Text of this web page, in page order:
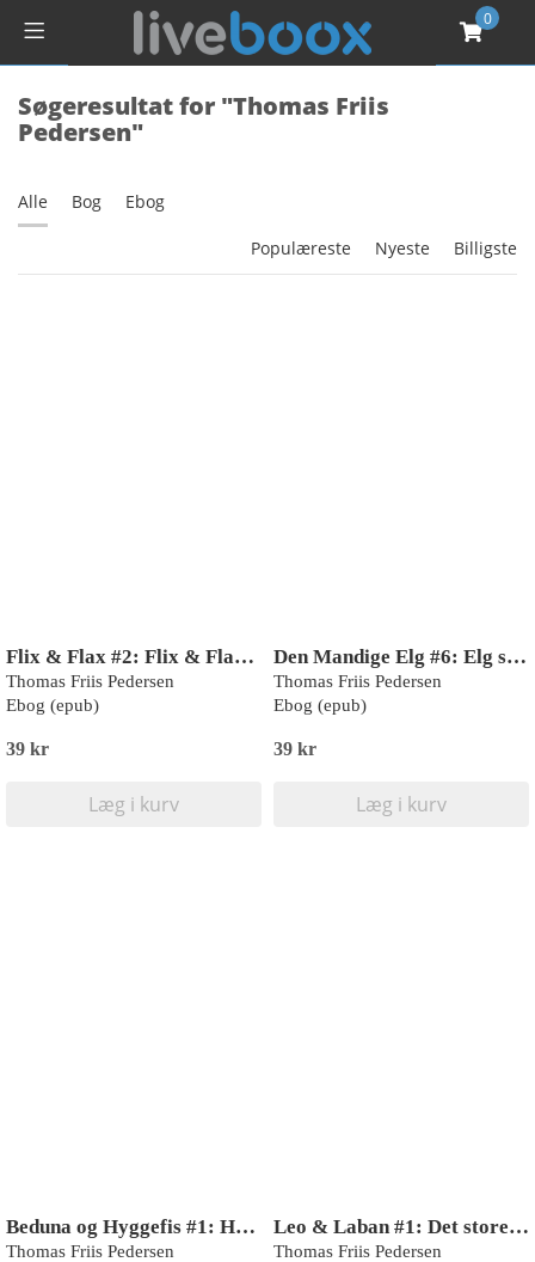
0
Søgeresultat for "Thomas Friis
Pedersen"
Alle Bog Ebog
Populæreste Nyeste Billigste
Flix & Flax #2: Flix & Flax i cirkus
Thomas Friis Pedersen
Ebog (epub)
39 kr
Læg i kurv
Den Mandige Elg #6: Elg starter en kanal
Thomas Friis Pedersen
Ebog (epub)
39 kr
Læg i kurv
Beduna og Hyggefis #1: Hyggefis farer vild
Thomas Friis Pedersen
Leo & Laban #1: Det store kødben
Thomas Friis Pedersen